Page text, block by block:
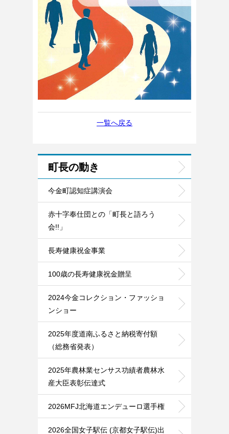
一覧へ戻る
町長の動き
今金町認知症講演会
赤十字奉仕団との「町長と語ろう
会!!」
長寿健康祝金事業
100歳の長寿健康祝金贈呈
2024今金コレクション・ファッショ
ンショー
2025年度道南ふるさと納税寄付額
（総務省発表）
2025年農林業センサス功績者農林水
産大臣表彰伝達式
2026MFJ北海道エンデューロ選手権
2026全国女子駅伝 (京都女子駅伝)出